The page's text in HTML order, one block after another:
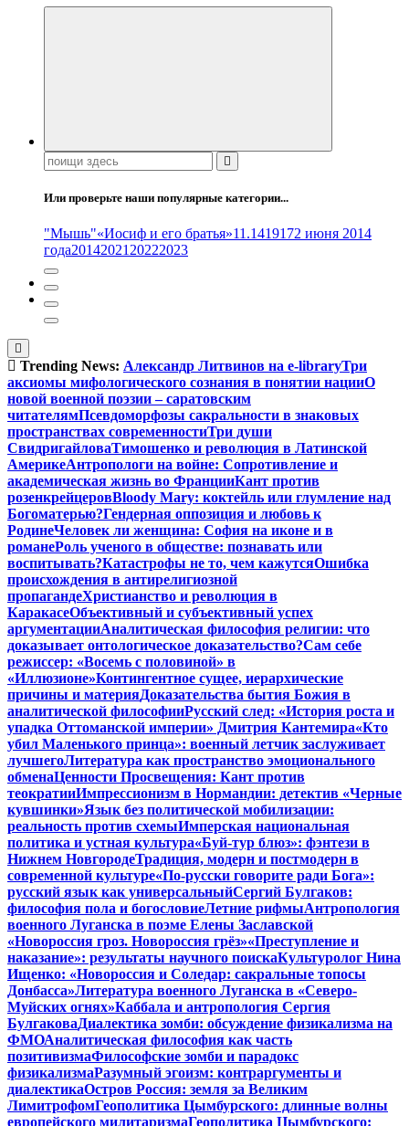
Поиск:
Или проверьте наши популярные категории...
"Мышь"«Иосиф и его братья»11.1419172 июня 2014
года20142021 20222023
Trending News: Александр Литвинов на e-libraryТри
аксиомы мифологического сознания в понятии нацииО
новой военной поэзии – саратовским
читателямПсевдоморфозы сакральности в знаковых
пространствах современностиТри души
СвидригайловаТимошенко и революция в Латинской
АмерикеАнтропологи на войне: Сопротивление и
академическая жизнь во ФранцииКант против
розенкрейцеровBloody Mary: коктейль или глумление над
Богоматерью?Гендерная оппозиция и любовь к
РодинеЧеловек ли женщина: София на иконе и в
романеРоль ученого в обществе: познавать или
воспитывать?Катастрофы не то, чем кажутсяОшибка
происхождения в антирелигиозной
пропагандеХристианство и революция в
КаракасеОбъективный и субъективный успех
аргументацииАналитическая философия религии: что
доказывает онтологическое доказательство?Сам себе
режиссер: «Восемь с половиной» в
«Иллюзионе»Контингентное сущее, иерархические
причины и материяДоказательства бытия Божия в
аналитической философииРусский след: «История роста и
упадка Оттоманской империи» Дмитрия Кантемира«Кто
убил Маленького принца»: военный летчик заслуживает
лучшегоЛитература как пространство эмоционального
обменаЦенности Просвещения: Кант против
теократииИмпрессионизм в Нормандии: детектив «Черные
кувшинки»Язык без политической мобилизации:
реальность против схемыИмперская национальная
политика и устная культура«Буй-тур блюз»: фэнтези в
Нижнем НовгородеТрадиция, модерн и постмодерн в
современной культуре«По-русски говорите ради Бога»:
русский язык как универсальныйСергий Булгаков:
философия пола и богословиеЛетние рифмыАнтропология
военного Луганска в поэме Елены Заславской
«Новороссия гроз. Новороссия грёз»«Преступление и
наказание»: результаты научного поискаКультуролог Нина
Ищенко: «Новороссия и Соледар: сакральные топосы
Донбасса»Литература военного Луганска в «Северо-
Муйских огнях»Каббала и антропология Сергия
БулгаковаДиалектика зомби: обсуждение физикализма на
ФМОАналитическая философия как часть
позитивизмаФилософские зомби и парадокс
физикализмаРазумный эгоизм: контраргументы и
диалектикаОстров Россия: земля за Великим
ЛимитрофомГеополитика Цымбурского: длинные волны
европейского милитаризмаГеополитика Цымбурского: